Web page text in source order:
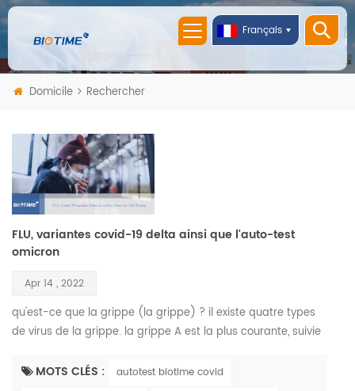
Français
Domicile Rechercher
FLU, variantes covid-19 delta ainsi que l'auto-test
omicron
Apr 14 , 2022
qu'est-ce que la grippe (la grippe) ? il existe quatre types
de virus de la grippe. la grippe A est la plus courante, suivie
symptômes sont similaires. la grippe, également connue
MOTS CLÉS :
autotest biotime covid